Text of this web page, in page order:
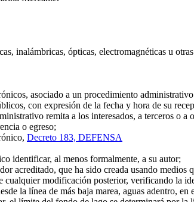
inalámbricas, ópticas, electromagnéticas u
asociado a un procedimiento
con expresión de la fecha y hora de su
remita a los interesados, a terceros o
o egreso;
Decreto 183, DEFENSA
identificar, al menos formalmente, a su autor;
acreditado, que ha sido creada usando
cualquier modificación posterior, verificando la
la línea de más baja marea, aguas adentro,